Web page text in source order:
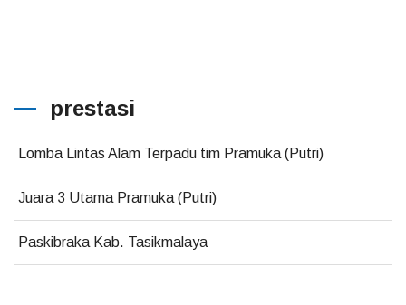
prestasi
Lomba Lintas Alam Terpadu tim Pramuka (Putri)
Juara 3 Utama Pramuka (Putri)
Paskibraka Kab. Tasikmalaya